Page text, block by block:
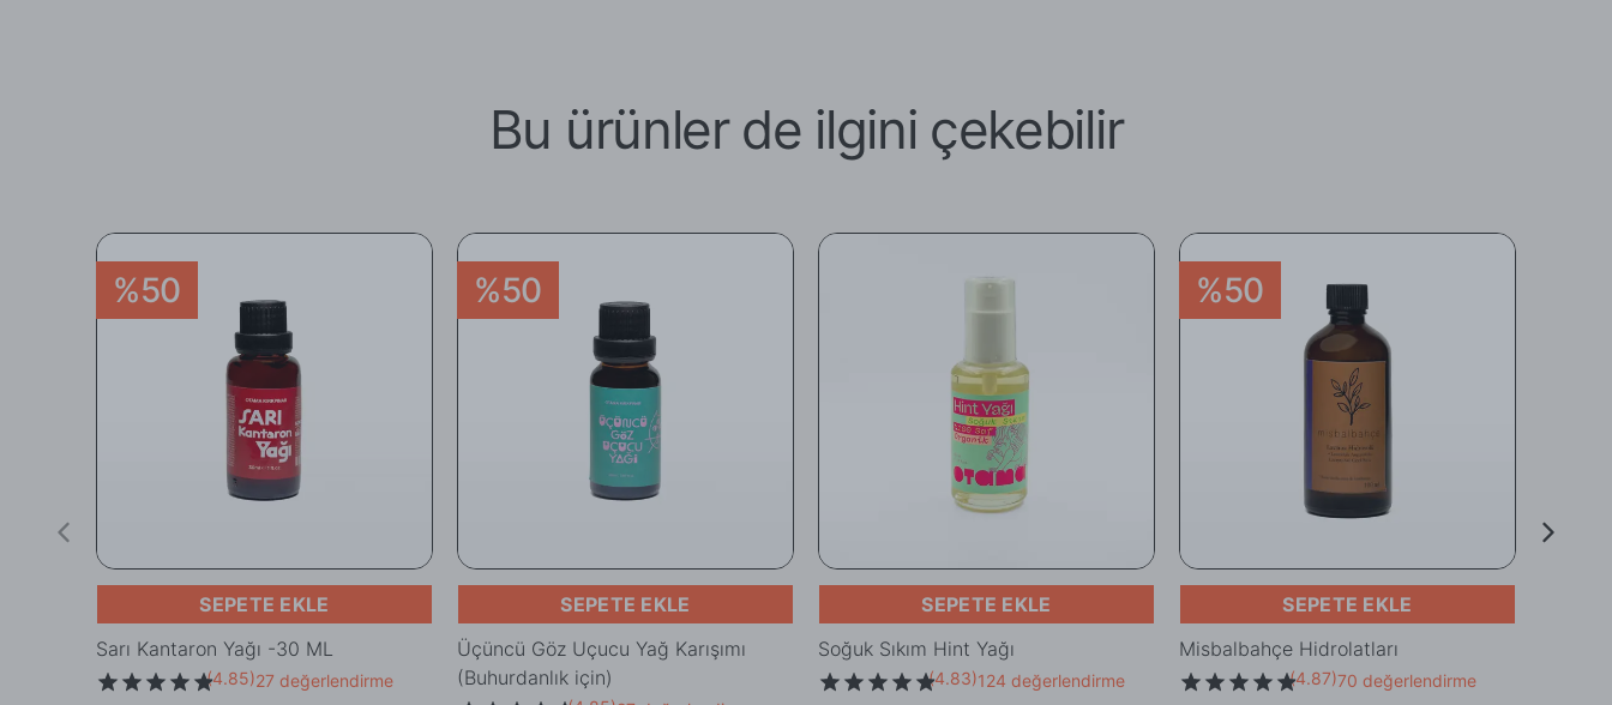
Bu ürünler de ilgini çekebilir
%50
SEPETE EKLE
Sarı Kantaron Yağı -30 ML
(4.85)27 değerlendirme
%50
SEPETE EKLE
Üçüncü Göz Uçucu Yağ Karışımı
(Buhurdanlık için)
SEPETE EKLE
Soğuk Sıkım Hint Yağı
(4.83)124 değerlendirme
%50
SEPETE EKLE
Misbalbahçe Hidrolatları
(4.87)70 değerlendirme